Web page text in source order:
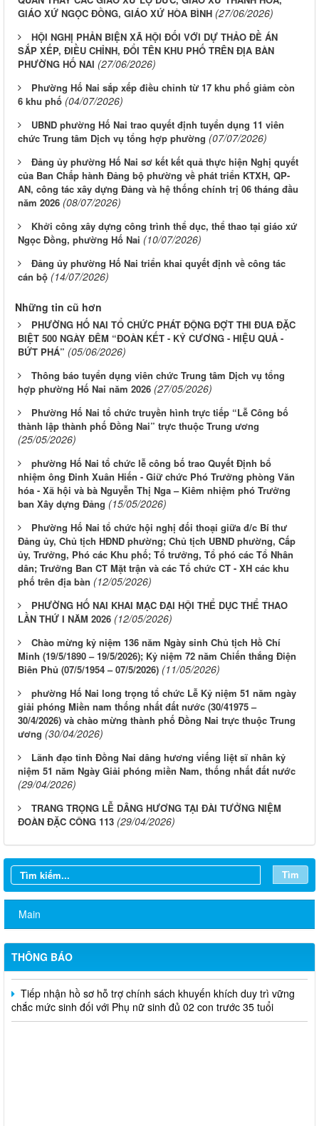
GIÁO XỨ NGỌC ĐỒNG, GIÁO XỨ HÒA BÌNH (27/06/2026)
HỘI NGHỊ PHẢN BIỆN XÃ HỘI ĐỐI VỚI DỰ THẢO ĐỀ ÁN
SẮP XẾP, ĐIỀU CHỈNH, ĐỔI TÊN KHU PHỐ TRÊN ĐỊA BÀN
PHƯỜNG HỐ NAI (27/06/2026)
Phường Hố Nai sắp xếp điều chỉnh từ 17 khu phố giảm còn
6 khu phố (04/07/2026)
UBND phường Hố Nai trao quyết định tuyển dụng 11 viên
chức Trung tâm Dịch vụ tổng hợp phường (07/07/2026)
Đảng ủy phường Hố Nai sơ kết kết quả thực hiện Nghị quyết
của Ban Chấp hành Đảng bộ phường về phát triển KTXH, QP-
AN, công tác xây dựng Đảng và hệ thống chính trị 06 tháng đầu
năm 2026 (08/07/2026)
Khởi công xây dựng công trình thể dục, thể thao tại giáo xứ
Ngọc Đồng, phường Hố Nai (10/07/2026)
Đảng ủy phường Hố Nai triển khai quyết định về công tác
cán bộ (14/07/2026)
Những tin cũ hơn
PHƯỜNG HỐ NAI TỔ CHỨC PHÁT ĐỘNG ĐỢT THI ĐUA ĐẶC
BIỆT 500 NGÀY ĐÊM “ĐOÀN KẾT - KỶ CƯƠNG - HIỆU QUẢ -
BỨT PHÁ” (05/06/2026)
Thông báo tuyển dụng viên chức Trung tâm Dịch vụ tổng
hợp phường Hố Nai năm 2026 (27/05/2026)
Phường Hố Nai tổ chức truyền hình trực tiếp “Lễ Công bố
thành lập thành phố Đồng Nai” trực thuộc Trung ương
(25/05/2026)
phường Hố Nai tổ chức lễ công bố trao Quyết Định bổ
nhiệm ông Đinh Xuân Hiến - Giữ chức Phó Trưởng phòng Văn
hóa - Xã hội và bà Nguyễn Thị Nga – Kiêm nhiệm phó Trưởng
ban Xây dựng Đảng (15/05/2026)
Phường Hố Nai tổ chức hội nghị đối thoại giữa đ/c Bí thư
Đảng ủy, Chủ tịch HĐND phường; Chủ tịch UBND phường, Cấp
ủy, Trưởng, Phó các Khu phố; Tổ trưởng, Tổ phó các Tổ Nhân
dân; Trưởng Ban CT Mặt trận và các Tổ chức CT - XH các khu
phố trên địa bàn (12/05/2026)
PHƯỜNG HỐ NAI KHAI MẠC ĐẠI HỘI THỂ DỤC THỂ THAO
LẦN THỨ I NĂM 2026 (12/05/2026)
Chào mừng kỷ niệm 136 năm Ngày sinh Chủ tịch Hồ Chí
Minh (19/5/1890 – 19/5/2026); Kỷ niệm 72 năm Chiến thắng Điện
Biên Phủ (07/5/1954 – 07/5/2026) (11/05/2026)
phường Hố Nai long trọng tổ chức Lễ Kỷ niệm 51 năm ngày
giải phóng Miền nam thống nhất đất nước (30/41975 –
30/4/2026) và chào mừng thành phố Đồng Nai trực thuộc Trung
ương (30/04/2026)
Lãnh đạo tỉnh Đồng Nai dâng hương viếng liệt sĩ nhân kỷ
niệm 51 năm Ngày Giải phóng miền Nam, thống nhất đất nước
(29/04/2026)
TRANG TRỌNG LỄ DÂNG HƯƠNG TẠI ĐÀI TƯỞNG NIỆM
ĐOÀN ĐẶC CÔNG 113 (29/04/2026)
Tìm
Main
THÔNG BÁO
Thông báo rà soát việc cấp Giấy chứng nhận quyền sử dụng
đất đối với các trường học, cơ sở giáo dục công lập trên địa bàn
phường
Khám sức khỏe sàng lọc cho trẻ từ 0 đến 6 tuổi
Công khai điều chỉnh chỉ tiêu kế hoạch đầu tư công năm 2026
(lần 7)
Tiếp nhận hồ sơ hỗ trợ chính sách khuyến khích duy trì vững
chắc mức sinh đối với Phụ nữ sinh đủ 02 con trước 35 tuổi